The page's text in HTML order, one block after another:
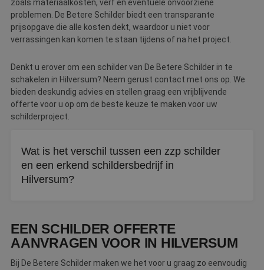
zoals materiaalkosten, verf en eventuele onvoorziene
problemen. De Betere Schilder biedt een transparante
prijsopgave die alle kosten dekt, waardoor u niet voor
verrassingen kan komen te staan tijdens of na het project.
Denkt u erover om een schilder van De Betere Schilder in te
schakelen in Hilversum? Neem gerust contact met ons op. We
bieden deskundig advies en stellen graag een vrijblijvende
offerte voor u op om de beste keuze te maken voor uw
schilderproject.
Wat is het verschil tussen een zzp schilder
en een erkend schildersbedrijf in
Hilversum?
biedt vaak meer zekerheid door garantiebepalingen,
klachtenbemiddeling en getoetst vakmanschap.
EEN SCHILDER OFFERTE
AANVRAGEN VOOR IN HILVERSUM
Bij De Betere Schilder maken we het voor u graag zo eenvoudig